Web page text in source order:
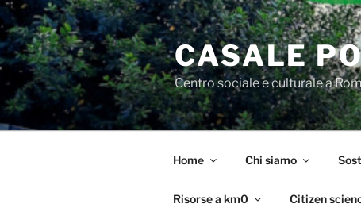
Salta
al
contenuto
CASALE
Centro sociale e culturale a
Home Chi siamo
Risorse a km0 Citizen